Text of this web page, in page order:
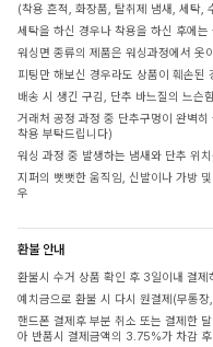
(착용 흔적, 화장품, 탈취제 냄새, 세탁,
세탁을 하신 경우나 착용을 하신 후에
워싱면 종류의 제품은 워싱과정에서 옷
피팅만 해보신 경우라도 상품이 훼손된
배송 시 생긴 구김, 단추 바느질의 느슨
거래처 공정 과정 중 단추구멍이 완벽
착용 부탁드립니다)
워싱 과정 중 발생하는 냄새와 단추 위
지퍼의 뻣뻣한 움직임, 신발이나 가방
우
환불 안내
환불시 수거 상품 확인 후 3일이내 결
예치금으로 환불 시 다시 원결제(무통
핸드폰 결제후 부분 취소 또는 결제한
아 반품시 결제금액의 3.75%가 차감